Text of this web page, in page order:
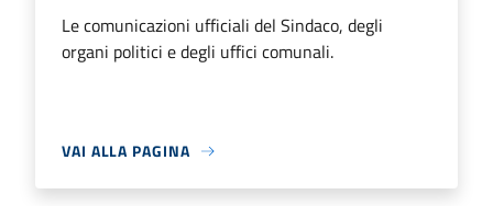
Le comunicazioni ufficiali del Sindaco, degli
organi politici e degli uffici comunali.
VAI ALLA PAGINA